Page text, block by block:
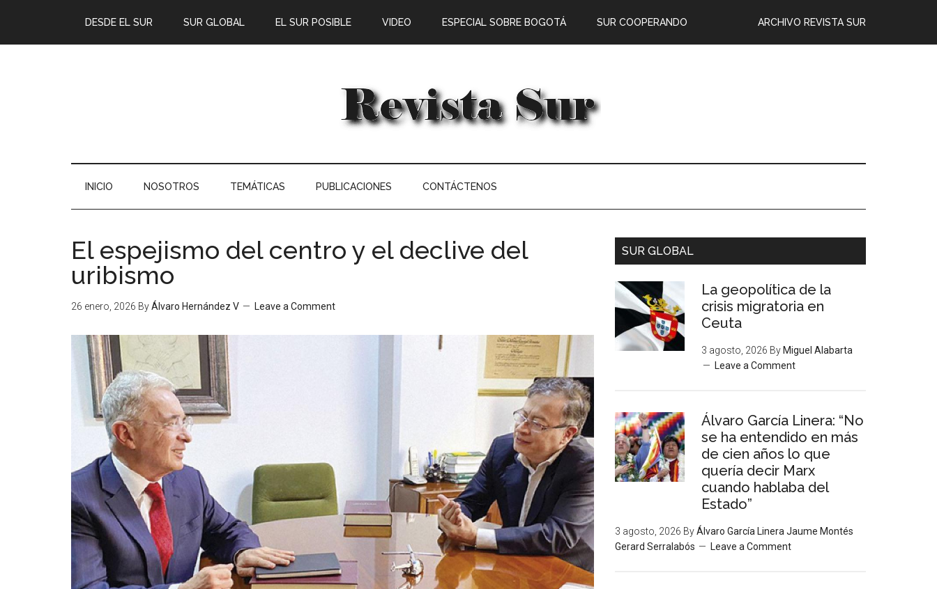
DESDE EL SUR SUR GLOBAL EL SUR POSIBLE ARCHIVO REVISTA SUR
VIDEO ESPECIAL SOBRE BOGOTÁ SUR COOPERANDO
INICIO NOSOTROS TEMÁTICAS PUBLICACIONES CONTÁCTENOS
El espejismo del centro y el declive del
uribismo
26 enero, 2026 ByÁlvaro Hernández V Leave a Comment
SUR GLOBAL
La geopolítica de la
crisis migratoria en
Ceuta
3 agosto, 2026 By Miguel Alabarta
Leave a Comment
Álvaro García Linera: “No
se ha entendido en más
de cien años lo que
quería decir Marx
cuando hablaba del
Estado”
3 agosto, 2026 ByÁlvaro García Linera Jaume Montés
Gerard Serralabós
Leave a Comment